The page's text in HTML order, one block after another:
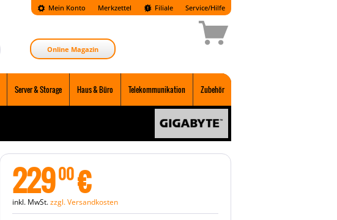
Mein Konto Merkzettel Filiale Service/Hilfe
Online Magazin
Server & Storage Haus & Büro Telekommunikation Zubehör
22900€
inkl. MwSt.zzgl. Versandkosten